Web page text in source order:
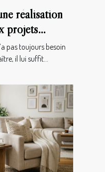
réalisation
projets
pas toujours besoin
il lui suffit...